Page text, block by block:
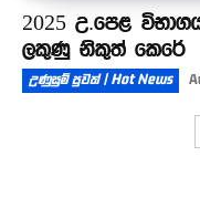
2025 උ.පෙළ
ලකුණු නිකුත් කෙරේ
උණුසුම් පුවත් | Hot News